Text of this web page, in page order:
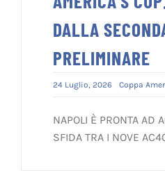
DALLA
PRELIMINARE
24 Luglio, 2026 Coppa
NAPOLI È PRONTA AD
SFIDA TRA I NOVE